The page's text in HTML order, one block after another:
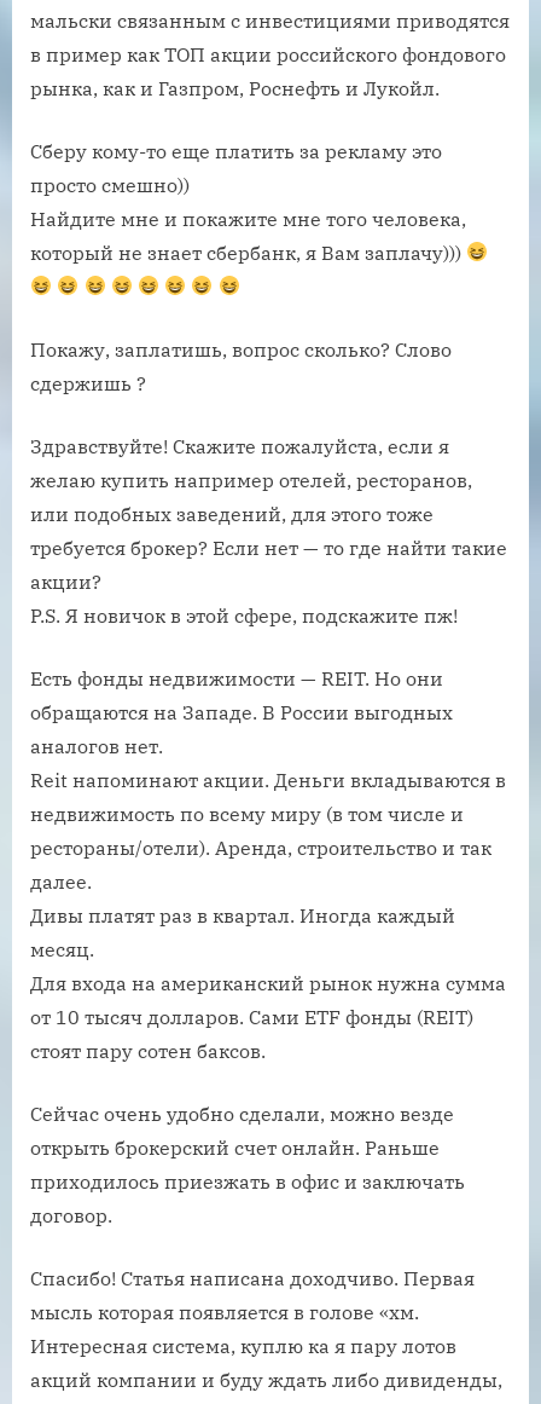
мальски связанным с инвестициями приводятся
в пример как ТОП акции российского фондового
рынка, как и Газпром, Роснефть и Лукойл.
Сберу кому-то еще платить за рекламу это
просто смешно))
Найдите мне и покажите мне того человека,
который не знает сбербанк, я Вам заплачу)))
Покажу, заплатишь, вопрос сколько? Слово
сдержишь ?
Здравствуйте! Скажите пожалуйста, если я
желаю купить например отелей, ресторанов,
или подобных заведений, для этого тоже
требуется брокер? Если нет — то где найти такие
акции?
P.S. Я новичок в этой сфере, подскажите пж!
Есть фонды недвижимости — REIT. Но они
обращаются на Западе. В России выгодных
аналогов нет.
Reit напоминают акции. Деньги вкладываются в
недвижимость по всему миру (в том числе и
рестораны/отели). Аренда, строительство и так
далее.
Дивы платят раз в квартал. Иногда каждый
месяц.
Для входа на американский рынок нужна сумма
от 10 тысяч долларов. Сами ETF фонды (REIT)
стоят пару сотен баксов.
Сейчас очень удобно сделали, можно везде
открыть брокерский счет онлайн. Раньше
приходилось приезжать в офис и заключать
договор.
Спасибо! Статья написана доходчиво. Первая
мысль которая появляется в голове «хм.
Интересная система, куплю ка я пару лотов
акций компании и буду ждать либо дивиденды,